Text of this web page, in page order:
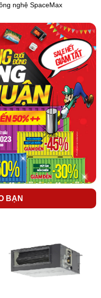
nghệ SpaceMax
BẠN